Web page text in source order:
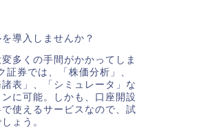
導入しませんか？
多くの手間がかかってしま
証券では、「株価分析」、
諸表」、「シミュレータ」な
に可能。しかも、口座開設
使えるサービスなので、試
ょう。